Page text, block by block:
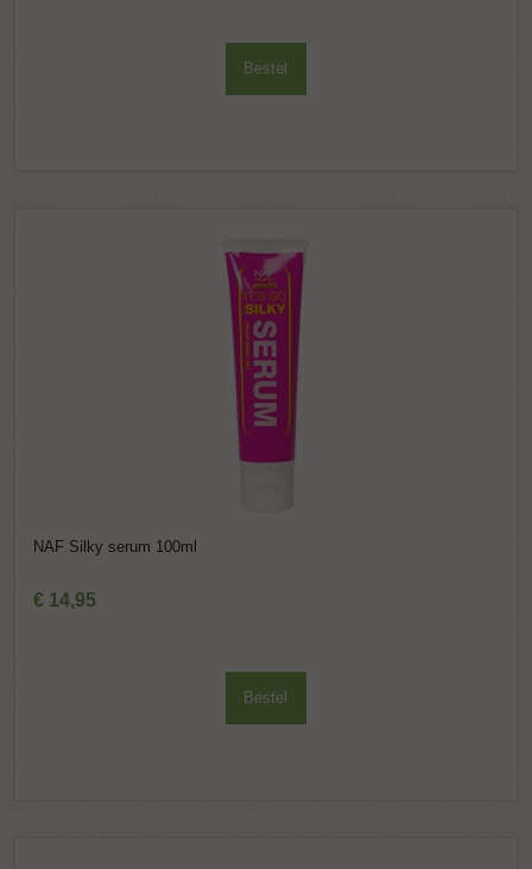
Bestel
NAF Silky serum 100ml
€ 14,95
Bestel